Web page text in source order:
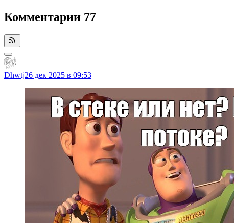
Комментарии 77
Dhwtj26 дек 2025 в 09:53